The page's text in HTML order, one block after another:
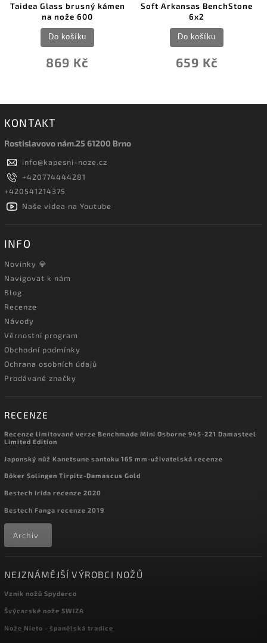
Taidea Glass brusný kámen
na nože 600
869 Kč
Do košíku
Soft Arkansas BenchStone
6x2
659 Kč
Do košíku
KONTAKT
Rostislavovo nám.25 61200 Brno
info@kapesni-noze.cz
+420774444281
+420541214375
Naše videa na Youtube
INFO
Novinky 💎
Navigovat k nám
Blog
Recenze
Návody
Věrnostní program
Obchodní podmínky
Ochrana osobních údajů
Prodávané značky
RECENZE
Recenze limitované verze Benchmade Mini Osborne 945-221 Damasteel
Limited Edition
Japonský nůž Kanetsune santoku 165 mm-uživatelská recenze
Böker Solingen Tirpitz-Damascus Gold
Bestech Irida recenze 2020
Bestech Fanga recenze 2019
Archiv
NEJZNÁMĚJŠÍ VÝROBCI NOŽŮ
Vznik nožů Spyderco
Švýcarské nože SWIZA
Nože Nieto - španělská tradice